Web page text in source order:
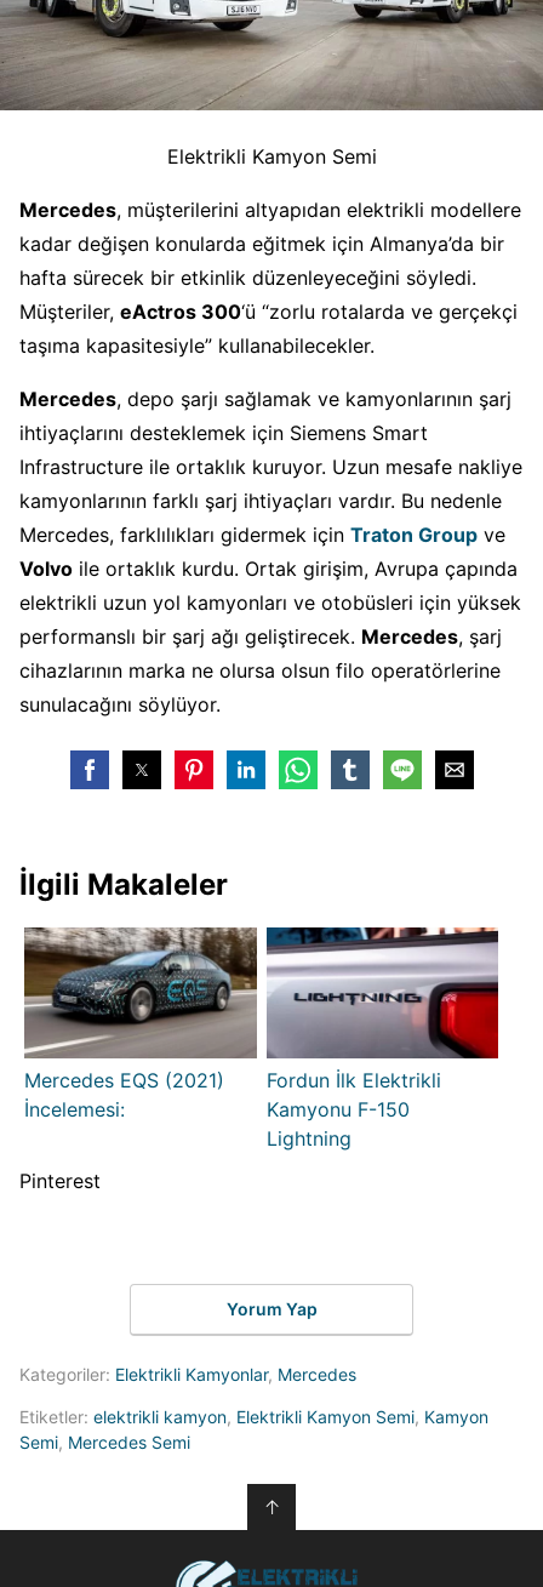
Elektrikli Kamyon Semi
Mercedes, müşterilerini altyapıdan elektrikli modellere
kadar değişen konularda eğitmek için Almanya’da bir
hafta sürecek bir etkinlik düzenleyeceğini söyledi.
Müşteriler, eActros 300‘ü “zorlu rotalarda ve gerçekçi
taşıma kapasitesiyle” kullanabilecekler.
Mercedes, depo şarjı sağlamak ve kamyonlarının şarj
ihtiyaçlarını desteklemek için Siemens Smart
Infrastructure ile ortaklık kuruyor. Uzun mesafe nakliye
kamyonlarının farklı şarj ihtiyaçları vardır. Bu nedenle
Mercedes, farklılıkları gidermek için Traton Group ve
Volvo ile ortaklık kurdu. Ortak girişim, Avrupa çapında
elektrikli uzun yol kamyonları ve otobüsleri için yüksek
performanslı bir şarj ağı geliştirecek. Mercedes, şarj
cihazlarının marka ne olursa olsun filo operatörlerine
sunulacağını söylüyor.
İlgili Makaleler
Mercedes EQS (2021)
İncelemesi:
Fordun İlk Elektrikli
Kamyonu F-150
Lightning
Pinterest
Yorum Yap
Kategoriler: Elektrikli Kamyonlar, Mercedes
Etiketler: elektrikli kamyon, Elektrikli Kamyon Semi, Kamyon
Semi, Mercedes Semi
↑